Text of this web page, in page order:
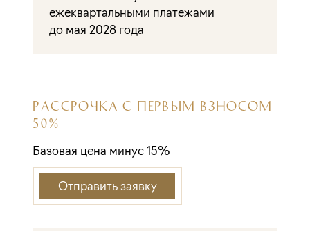
ежеквартальными платежами
до мая 2028 года
РАССРОЧКА С ПЕРВЫМ ВЗНОСОМ
50%
Базовая цена минус 15%
Отправить заявку